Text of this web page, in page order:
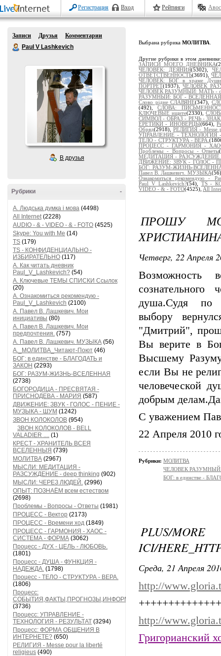
Регистрация Вход Рейтинги
Записи Друзья
Комментарии
Paul V Lashkevich
В друзья
-
Рубрики
A. Людська думка і мова (4498)
All Internet(2228)
AUDIO - & - VIDEO - & - FOTO (4525)
Skype: You with Me (14)
TS (179)
TS - КОНФИДЕНЦИАЛЬНО -
ИЗБИРАТЕЛЬНО (117)
А. Как читать дневник
Paul_V_Lashkevich? (54)
А. Ключевые ТЕМЫ СПИСКИ Ссылок
(20)
А. Ознакомиться рекомендую -
Paul_V_Lashkevich (2100)
А. Павел В. Лашкевич. Мои
инициативы (80)
А. Павел В. Лашкевич. Мои
предпочтения. (757)
А. Павел В. Лашкевич. МУЗЫКА (56)
А._МОЛИТВА_Читают-Поют (46)
БОГ: в единстве - БЛАГОДАТЬ и
ЗАКОН (2293)
БОГ: РАЗУМ-ЖИЗНЬ-ВСЕЛЕННАЯ
(2738)
БОГОРОДИЦА - ПРЕСВЯТАЯ -
ПРИСНОДЕВА - МАРИЯ (587)
ДВИЖЕНИЕ: ЗВУК - ГОЛОС - ПЕНИЕ -
МУЗЫКА - ШУМ (1242)
ЗВОН КОЛОКОЛОВ (954)
ЗВОН КОЛОКОЛОВ - BELL
VALADIER .... (1)
КРЕСТ - ХРАНИТЕЛЬ ВСЕЯ
ВСЕЛЕННЫЯ (739)
МОЛИТВА (2967)
МЫСЛИ: МЕДИТАЦИЯ -
РАЗСУЖДЕНИЕ - deep thinking (902)
МЫСЛИ: ЧЕРЕЗ ЛЮДЕЙ. (2996)
ОПЫТ: ПОЗНАЁМ всем естеством
(2698)
Проблемы - Вопросы - Ответы (1981)
ПРОЦЕСС - Вектор (2173)
ПРОЦЕСС - Времени ход (1849)
ПРОЦЕСС - ГАРМОНИЯ - ХАОС -
СИСТЕМА - ФОРМА (3062)
Процесс - ДУХ - ЦЕЛЬ - ЛЮБОВЬ.
(1801)
Процесс - ДУША - ФУНКЦИЯ -
НАДЕЖДА. (1798)
Процесс - ТЕЛО - СТРУКТУРА - ВЕРА.
(1806)
Процесс:
СОБЫТИЯ,ФАКТЫ,ПРОГНОЗЫ,ИНФОРМАЦИЯ
(3736)
Процесс: УПРАВЛЕНИЕ -
ТЕХНОЛОГИЯ - РЕЗУЛЬТАТ (3294)
Процесс: ФОРМА ОБЩЕНИЯ В
ИНТЕРНЕТЕ? (650)
РЕЛИГИЯ - Messe pour la liberté
religieus (490)
Выбрана рубрика МОЛИТВА
Другие рубрики в этом
ЗАПИСИ МОЕГО ДНЕВНИКА
ЧЕЛОВЕК: ДЕЯНИЯ(5302),
ОТВЕТСТВЕННОСТЬ(3691),
ЧЕЛОВЕК: БОГ в храме Души
ПОРТРЕТ(1937),ЧЕЛОВЕК
ЧЕЛОВЕК РАЗУМНЫЙ: МАТЬ -
РАЗУМНЫЙ: БОГ - ВСЕЛЕННАЯ
Слово рідне СЛАВЯНЕ(347),
(492),СЛОВА:
КЛЮЧЕВЫЕ ищите(2330),
СИМВОЛ - ОБРАЗ - РЕЧЬ -
ЕРЕТИКИ - ИНОВЕРЦЫ(664),
Обряд(2918),РЕЛИГИЯ - Messe
УПРАВЛЕНИЕ - ТЕХНОЛОГИЯ -
ТЕЛО - СТРУКТУРА - ВЕРА.
ПРОЦЕСС - ГАРМОНИЯ -
Проблемы - Вопросы - Ответы
МЕДИТАЦИЯ - РАЗСУЖДЕНИЕ -
ДВИЖЕНИЕ: ЗВУК - ГОЛОС -
БОГ: РАЗУМ-ЖИЗНЬ-
Павел В. Лашкевич. МУЗЫКА
Ознакомиться рекомендую -
Paul_V_Lashkevich?(54), TS -
VIDEO - & - FOTO(4525), All
ПРОШУ
Четверг, 22 Апреля
Возможность
душа.Судя по
выбору
"Дмитрий",
Вы верите в
Высшему
если Вы не
человеческой
добрым
С уважением
22 Апреля 2010
Рубрики: МОЛИТВА
ЧЕЛОВЕК
БОГ: в единстве -
PLUS/
ICI/
Среда, 21 Апреля
http://
http://
Григорианский